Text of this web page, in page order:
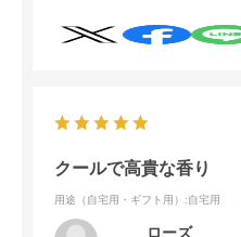
クールで高貴な香り
用途（自宅用・ギフト用） :自宅用
ローズ